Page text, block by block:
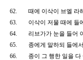
62.
때에 이삭이 브엘 라
63.
이삭이 저물 때에 들
64.
리브가가 눈을 들어
65.
종에게 말하되 들에
66.
종이 그 행한 일을